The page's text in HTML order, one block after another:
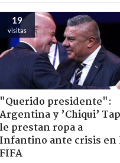
19
visitas
"Querido presidente":
Argentina y ’Chiqui’
le prestan ropa a
Infantino ante crisis en
FIFA